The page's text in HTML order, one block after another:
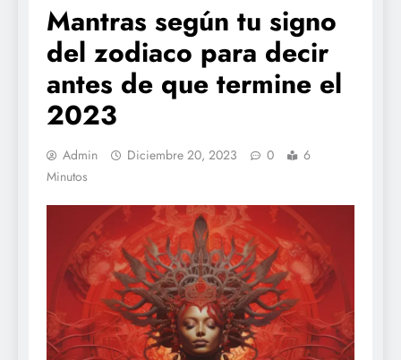
Mantras según tu signo
del zodiaco para decir
antes de que termine el
2023
Admin Diciembre 20, 2023 0
6
Minutos